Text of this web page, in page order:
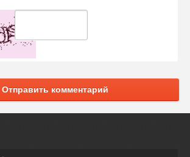
Отправить комментарий